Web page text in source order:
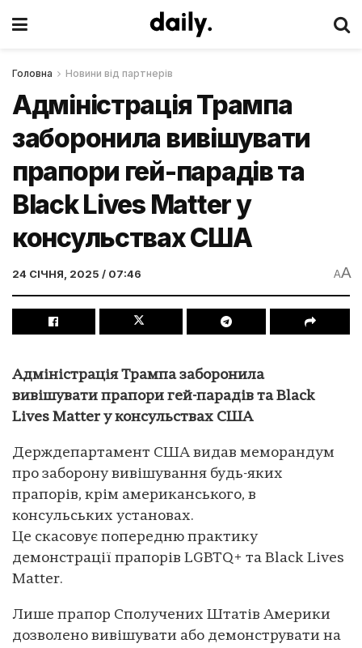
Головна Новини від партнерів
Адміністрація Трампа
заборонила вивішувати
прапори гей-парадів та
Black Lives Matter у
консульствах США
24 СІЧНЯ, 2025 / 07:46 AA
Адміністрація Трампа заборонила
вивішувати прапори гей-парадів та Black
Lives Matter у консульствах США
Держдепартамент США видав меморандум
про заборону вивішування будь-яких
прапорів, крім американського, в
консульських установах.
Це скасовує попередню практику
демонстрації прапорів LGBTQ+ та Black Lives
Matter.
Лише прапор Сполучених Штатів Америки
дозволено вивішувати або демонструвати на